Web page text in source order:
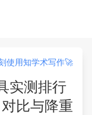
使用知学术写作🚀
实测排行
比与降重